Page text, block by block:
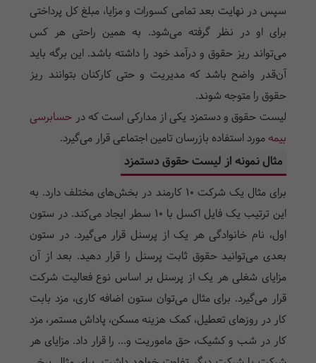
سپس در نهایت بعد تمامی کسورات و مزایا، مبلغ کل پرداختی
برای او در نظر گرفته می‌شود. به همین راحتی هر کس
می‌تواند ریز حقوق و درآمد خود را داشته باشد. این برگه باید
آن‌قدر واضح باشد که مدیریت و حتی کارکنان بتوانند ریز
حقوق را متوجه شوند.
لیست حقوق و دستمزد یکی از مدارکی است که در حسابرسی
بیمهمورد استفاده بازرسان تامین اجتماعی قرار می‌گیرد.
مثال نمونه از لیست حقوق دستمزد
برای مثال یک شرکت 10 کارمند در بخش‌های مختلف دارد. به
این ترتیب یک فایل اکسل با 10 سطر ایجاد می‌کند. در ستون
اول، نام خانوادگی هر یک از پرسنل قرار می‌گیرد. در ستون
بعدی می‌توانید حقوق ثابت پرسنل را قرار دهید. بعد از آن
مزایای شغلی هر یک از پرسنل بر اساس نوع فعالیت شرکت
قرار می‌گیرد. برای مثال می‌توان ستون اضافه کاری، مزد بابت
کار در روزهای تعطیل، کمک هزینه مسکن، پاداش مستمر، مزد
کار در شب و کشیک، حق ماموریت و... را قرار داد. مزایای هر